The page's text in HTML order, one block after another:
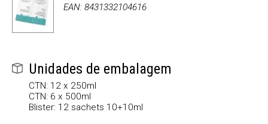
EAN: 8431332104616
Unidades de embalagem
CTN: 12 x 250ml
CTN: 6 x 500ml
Blister: 12 sachets 10+10ml